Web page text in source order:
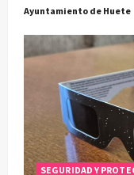
Ayuntamiento de Huete
SEGURIDAD Y